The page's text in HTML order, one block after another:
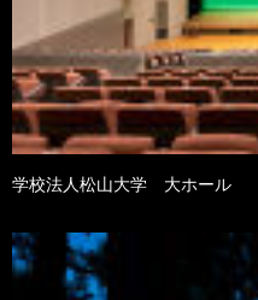
学校法人松山大学 大ホール